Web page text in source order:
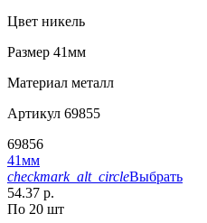
Цвет никель
Размер 41мм
Материал металл
Артикул 69855
69856
41мм
checkmark_alt_circleВыбрать
54.37 р.
По 20 шт